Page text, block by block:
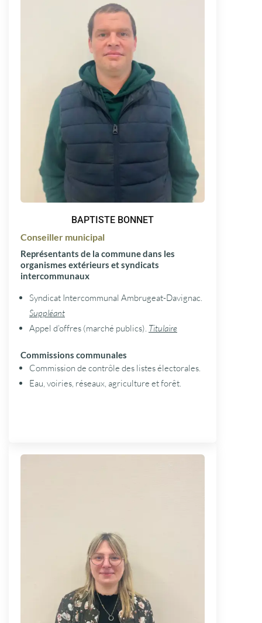
BAPTISTE BONNET
Conseiller municipal
Représentants de la commune dans les
organismes extérieurs et syndicats
intercommunaux
Syndicat Intercommunal Ambrugeat-Davignac.
Suppléant
Appel d’offres (marché publics). Titulaire
Commissions communales
Commission de contrôle des listes électorales.
Eau, voiries, réseaux, agriculture et forêt.